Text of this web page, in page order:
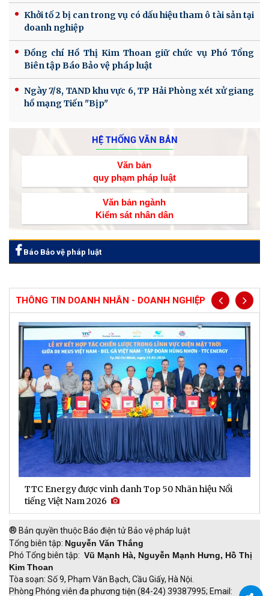
Khởi tố 2 bị can trong vụ có dấu hiệu tham ô tài sản tại
doanh nghiệp
Đồng chí Hồ Thị Kim Thoan giữ chức vụ Phó Tổng
Biên tập Báo Bảo vệ pháp luật
Ngày 7/8, TAND khu vực 6, TP Hải Phòng xét xử giang
hồ mạng Tiến "Bịp"
HỆ THỐNG VĂN BẢN
Văn bản
quy phạm pháp luật
Văn bản ngành
Kiểm sát nhân dân
Báo Bảo vệ pháp luật
THÔNG TIN DOANH NHÂN - DOANH NGHIỆP
TTC Energy được vinh danh Top 50 Nhãn hiệu Nổi
tiếng Việt Nam 2026
® Bản quyền thuộc Báo điện tử Bảo vệ pháp luật
Tổng biên tập: Nguyễn Văn Thắng
Phó Tổng biên tập: Vũ Mạnh Hà, Nguyễn Mạnh Hưng, Hồ Thị
Kim Thoan
Tòa soạn: Số 9, Phạm Văn Bạch, Cầu Giấy, Hà Nội.
Phòng Phóng viên đa phương tiện (84-24) 39387995; Email: